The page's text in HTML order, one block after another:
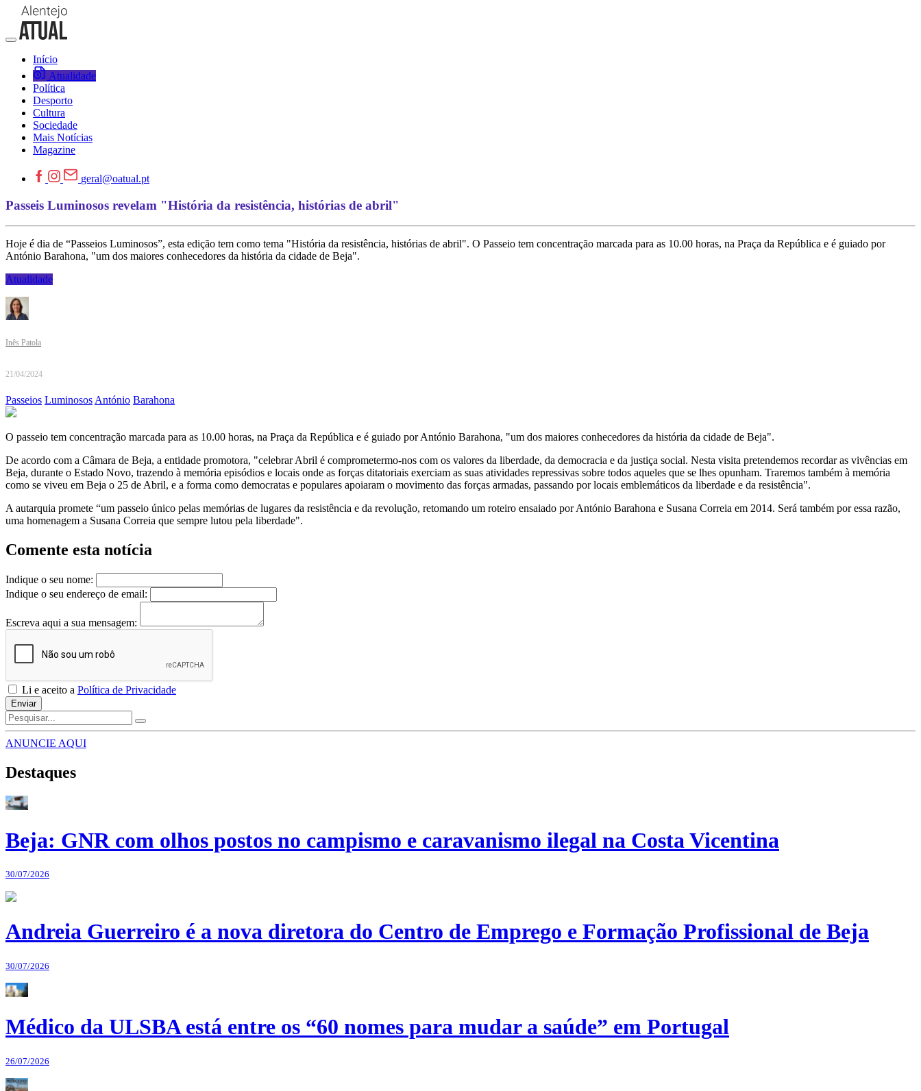
Início
Atualidade
Política
Desporto
Cultura
Sociedade
Mais Notícias
Magazine
geral@oatual.pt
Passeis Luminosos revelam "História da resistência, histórias de abril"
Hoje é dia de “Passeios Luminosos”, esta edição tem como tema "História da resistência, histórias de abril". O Passeio tem concentração marcada para as 10.00 horas, na Praça da República e é guiado por
António Barahona, "um dos maiores conhecedores da história da cidade de Beja".
Atualidade
Inês Patola
21/04/2024
Passeios LuminososAntónio Barahona
O passeio tem concentração marcada para as 10.00 horas, na Praça da República e é guiado por António Barahona, "um dos maiores conhecedores da história da cidade de Beja".
De acordo com a Câmara de Beja, a entidade promotora, "celebrar Abril é comprometermo-nos com os valores da liberdade, da democracia e da justiça social. Nesta visita pretendemos recordar as vivências em
Beja, durante o Estado Novo, trazendo à memória episódios e locais onde as forças ditatoriais exerciam as suas atividades repressivas sobre todos aqueles que se lhes opunham. Traremos também à memória
como se viveu em Beja o 25 de Abril, e a forma como democratas e populares apoiaram o movimento das forças armadas, passando por locais emblemáticos da liberdade e da resistência".
A autarquia promete “um passeio único pelas memórias de lugares da resistência e da revolução, retomando um roteiro ensaiado por António Barahona e Susana Correia em 2014. Será também por essa razão,
uma homenagem a Susana Correia que sempre lutou pela liberdade".
Comente esta notícia
Indique o seu nome:
Indique o seu endereço de email:
Escreva aqui a sua mensagem:
Li e aceito a Política de Privacidade
Enviar
ANUNCIE AQUI
Destaques
Beja: GNR com olhos postos no campismo e caravanismo ilegal na Costa Vicentina
30/07/2026
Andreia Guerreiro é a nova diretora do Centro de Emprego e Formação Profissional de Beja
30/07/2026
Médico da ULSBA está entre os “60 nomes para mudar a saúde” em Portugal
26/07/2026